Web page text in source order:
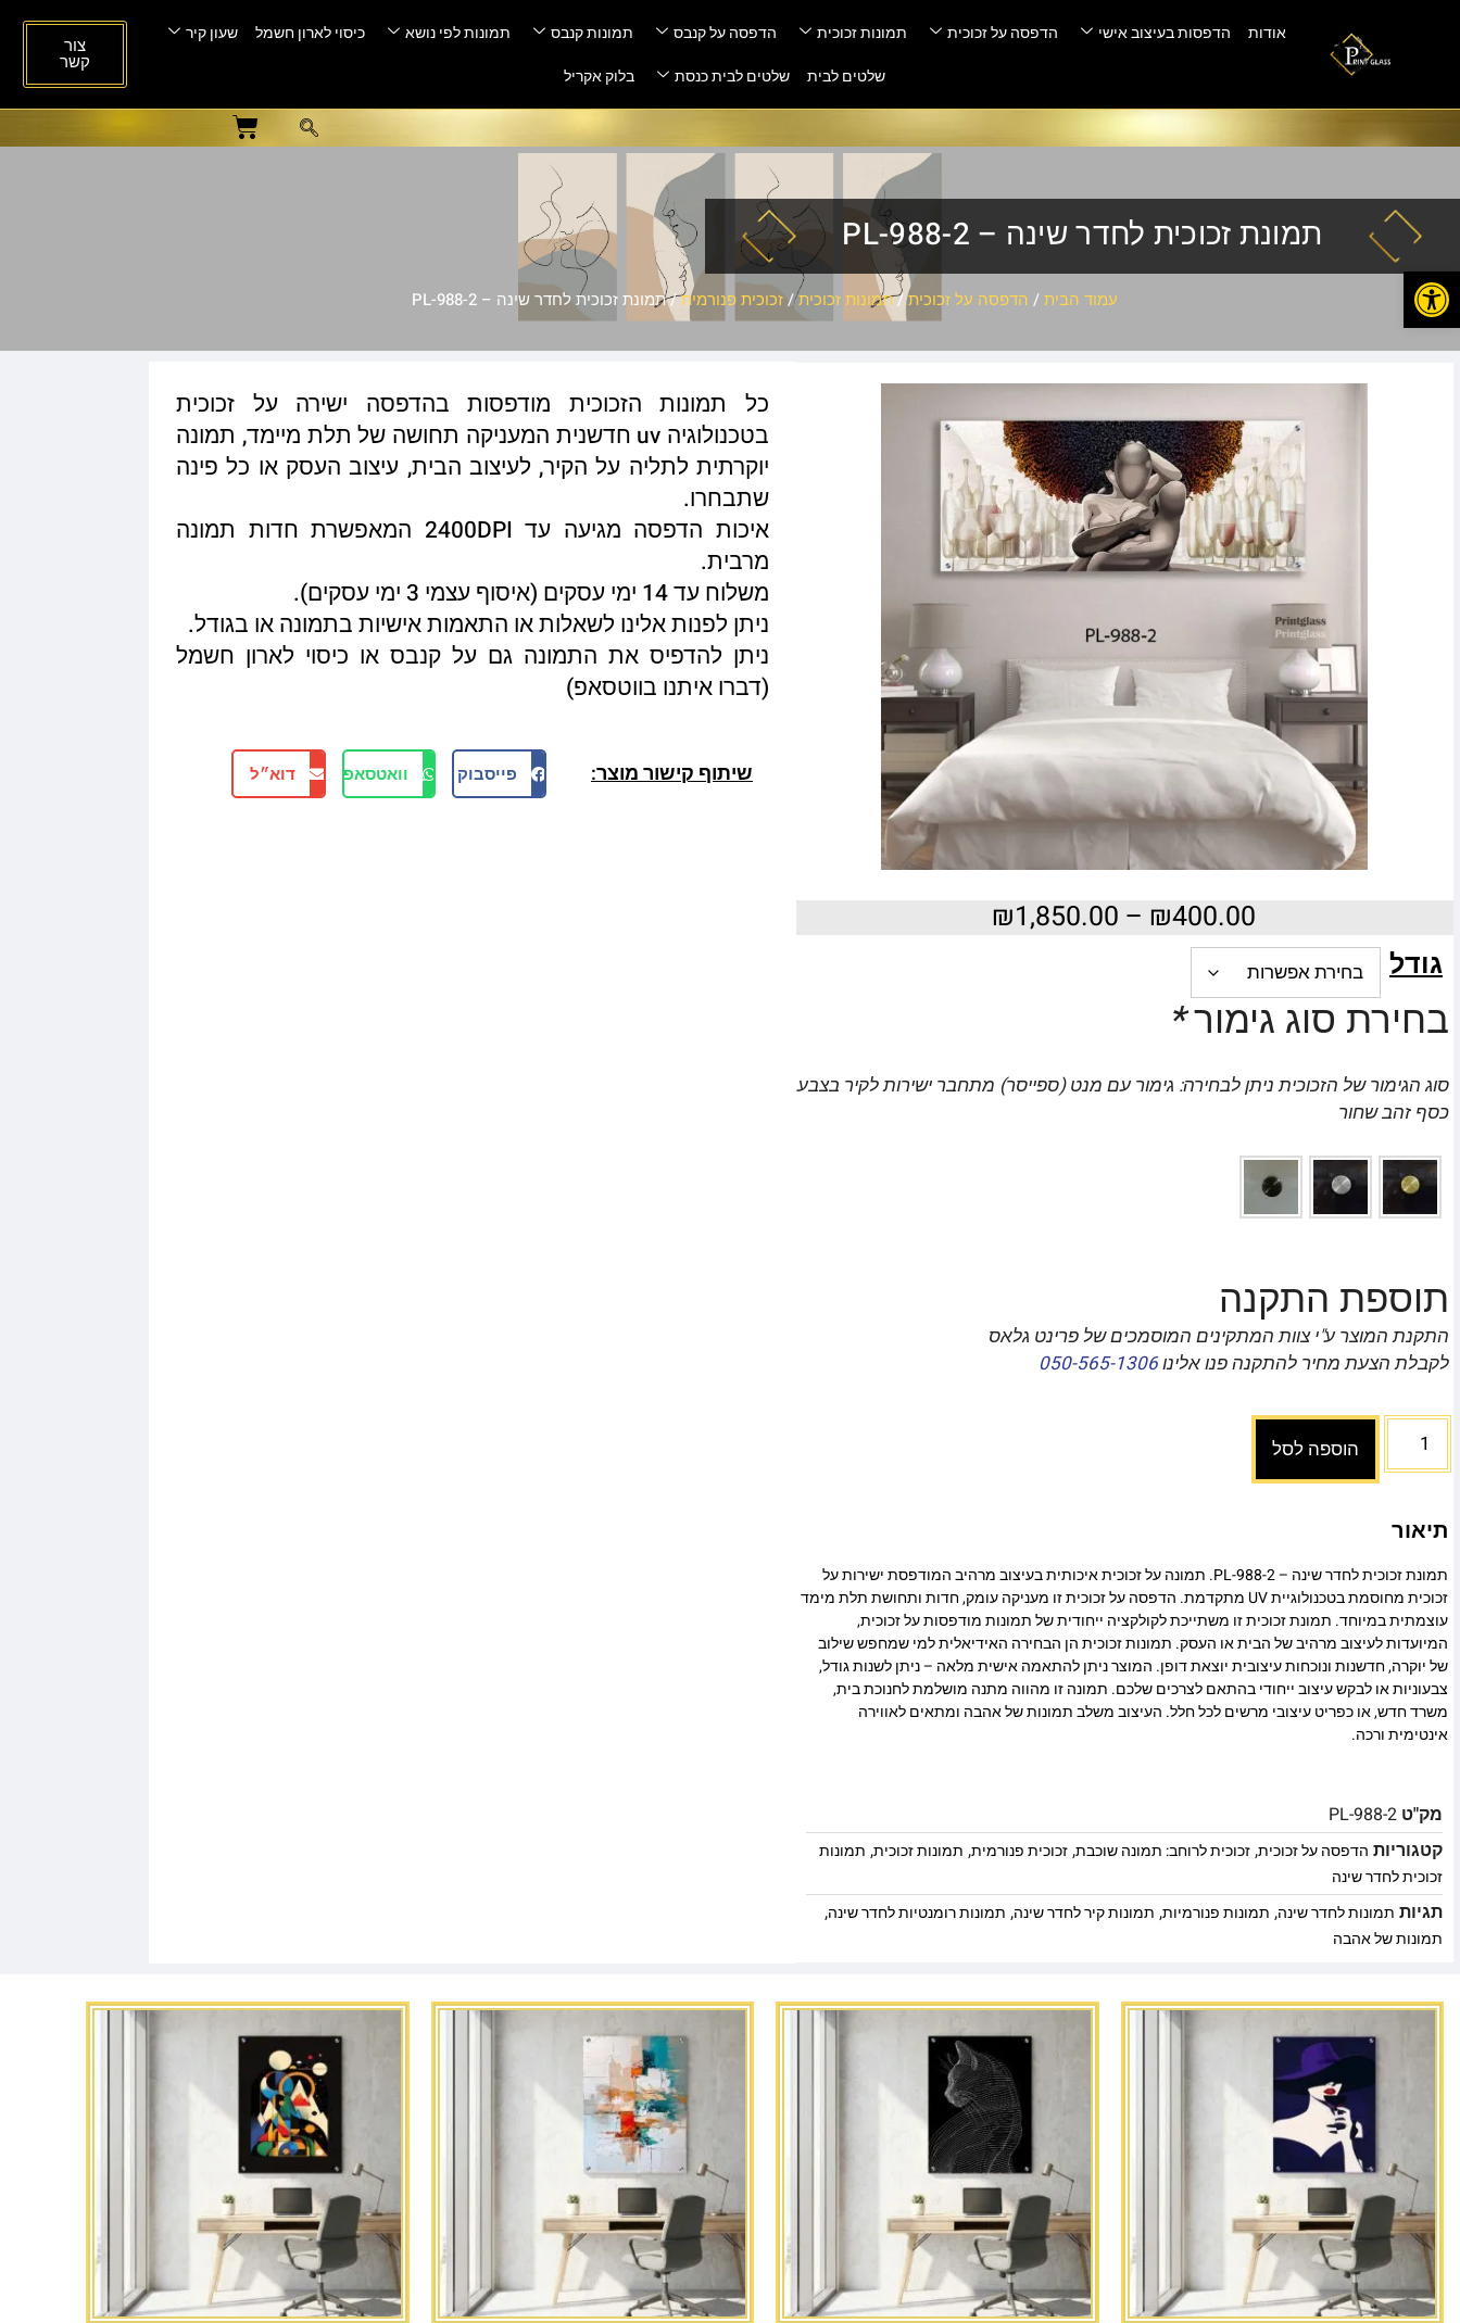
אודות הדפסות בעיצוב אישי הדפסה על זכוכית תמונות זכוכית הדפסה על קנבס תמונות קנבס תמונות לפי נושא כיסוי לארון חשמל
שעון קיר
שלטים לבית
שלטים לבית כנסת בלוק אקריל
צור
קשר
תמונת זכוכית לחדר שינה – PL-988-2
עמוד הבית/ הדפסה על זכוכית/תמונות זכוכית/זכוכית פנורמית/ תמונת זכוכית לחדר שינה – PL-988-2
₪400.00
–
₪1,850.00
גודל
בחירת סוג גימור*
סוג הגימור של הזכוכית ניתן לבחירה: גימור עם מנט (ספייסר) מתחבר ישירות לקיר בצבע
כסף זהב שחור
תוספת התקנה
התקנת המוצר ע"י צוות המתקינים המוסמכים של פרינט גלאס
לקבלת הצעת מחיר להתקנה פנו אלינו050-565-1306
הוספה לסל
תיאור
תמונת זכוכית לחדר שינה – PL-988-2. תמונה על זכוכית איכותית בעיצוב מרהיב המודפסת ישירות על
זכוכית מחוסמת בטכנולוגיית UV מתקדמת. הדפסה על זכוכית זו מעניקה עומק, חדות ותחושת תלת מימד
עוצמתית במיוחד. תמונת זכוכית זו משתייכת לקולקציה ייחודית של תמונות מודפסות על זכוכית,
המיועדות לעיצוב מרהיב של הבית או העסק. תמונות זכוכית הן הבחירה האידיאלית למי שמחפש שילוב
של יוקרה, חדשנות ונוכחות עיצובית יוצאת דופן. המוצר ניתן להתאמה אישית מלאה – ניתן לשנות גודל,
צבעוניות או לבקש עיצוב ייחודי בהתאם לצרכים שלכם. תמונה זו מהווה מתנה מושלמת לחנוכת בית,
משרד חדש, או כפריט עיצובי מרשים לכל חלל. העיצוב משלב תמונות של אהבה ומתאים לאווירה
אינטימית ורכה.
מק"טPL-988-2
קטגוריות הדפסה על זכוכית,זכוכית לרוחב: תמונה שוכבת,זכוכית פנורמית, תמונות זכוכית, תמונות
זכוכית לחדר שינה
תגיות תמונות לחדר שינה, תמונות פנורמיות, תמונות קיר לחדר שינה, תמונות רומנטיות לחדר שינה,
תמונות של אהבה
כל תמונות הזכוכית מודפסות בהדפסה ישירה על זכוכית
בטכנולוגיה uv חדשנית המעניקה תחושה של תלת מיימד, תמונה
יוקרתית לתליה על הקיר, לעיצוב הבית, עיצוב העסק או כל פינה
שתבחרו.
איכות הדפסה מגיעה עד 2400DPI המאפשרת חדות תמונה
מרבית.
משלוח עד 14 ימי עסקים (איסוף עצמי 3 ימי עסקים).
ניתן לפנות אלינו לשאלות או התאמות אישיות בתמונה או בגודל.
ניתן להדפיס את התמונה גם על קנבס או כיסוי לארון חשמל
(דברו איתנו בווטסאפ)
שיתוף קישור מוצר: פייסבוק וואטסאפ דוא״ל
פתח סרגל נגישות